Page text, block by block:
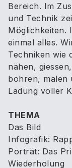
Bereich. Im
und Technik
Möglichkeiten.
einmal alles.
Techniken wie
nähen,
bohren, malen
Ladung voller
THEMA
Das Bild
Infografik:
Porträt: Das
Wiederholung